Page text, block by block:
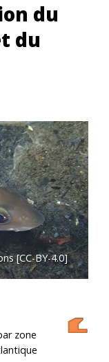
du
du
[CC-BY-4.0]
zone